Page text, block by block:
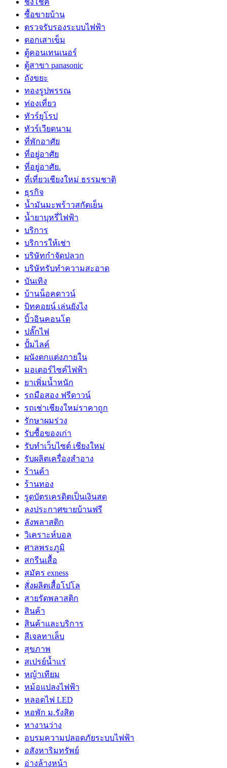
ซื้อขายบ้าน
ตรวจรับรองระบบไฟฟ้า
ตอกเสาเข็ม
ตู้คอนเทนเนอร์
ตู้สาขา panasonic
ถังขยะ
ทองรูปพรรณ
ท่องเที่ยว
ทัวร์ยุโรป
ทัวร์เวียดนาม
ที่พักอาศัย
ที่อยู่อาศัย
ที่อยู่อาศัย.
ที่เที่ยวเชียงใหม่ ธรรมชาติ
ธุรกิจ
น้ำมันมะพร้าวสกัดเย็น
น้ำยาบุหรี่ไฟฟ้า
บริการ
บริการให้เช่า
บริษัทกำจัดปลวก
บริษัทรับทำความสะอาด
บันเทิง
บ้านน็อคดาวน์
บิทคอยน์ เล่นยังไง
บิ้วอินคอนโด
ปลั๊กไฟ
ปั้มไลค์
ผนังตกแต่งภายใน
มอเตอร์ไซค์ไฟฟ้า
ยาเพิ่มน้ำหนัก
รถมือสอง ฟรีดาวน์
รถเช่าเชียงใหม่ราคาถูก
รักษาผมร่วง
รับซื้อของเก่า
รับทำเว็บไซต์ เชียงใหม่
รับผลิตเครื่องสำอาง
ร้านค้า
ร้านทอง
รูดบัตรเครดิตเป็นเงินสด
ลงประกาศขายบ้านฟรี
ลังพลาสติก
วิเคราะห์บอล
ศาลพระภูมิ
สกรีนเสื้อ
สมัคร exness
สั่งผลิตเสื้อโปโล
สายรัดพลาสติก
สินค้า
สินค้าและบริการ
สีเจลทาเล็บ
สุขภาพ
สเปรย์น้ำแร่
หญ้าเทียม
หม้อแปลงไฟฟ้า
หลอดไฟ LED
หอพัก ม.รังสิต
หางานว่าง
อบรมความปลอดภัยระบบไฟฟ้า
อสังหาริมทรัพย์
อ่างล้างหน้า